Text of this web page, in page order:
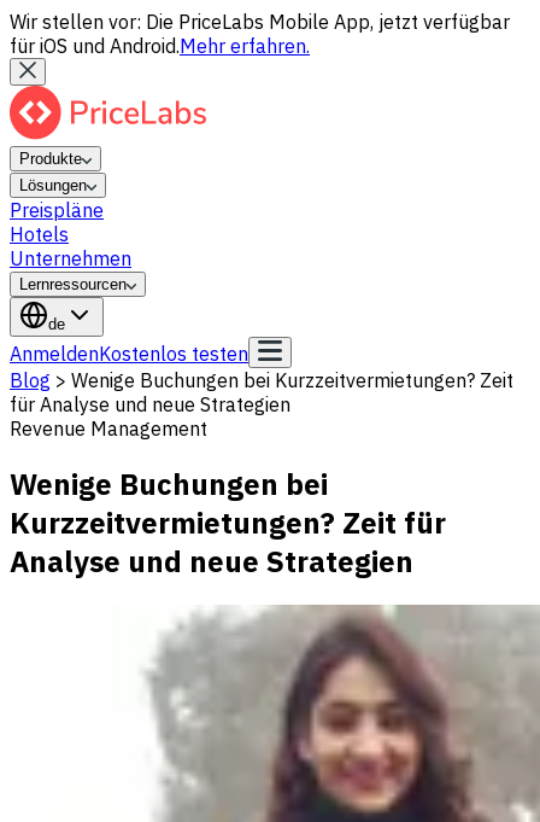
Wir stellen vor: Die PriceLabs Mobile App, jetzt verfügbar
für iOS und Android.Mehr erfahren.
Produkte
Lösungen
Preispläne
Hotels
Unternehmen
Lernressourcen
de
AnmeldenKostenlos testen
Blog > Wenige Buchungen bei Kurzzeitvermietungen? Zeit
für Analyse und neue Strategien
Revenue Management
Wenige Buchungen bei
Kurzzeitvermietungen? Zeit für
Analyse und neue Strategien